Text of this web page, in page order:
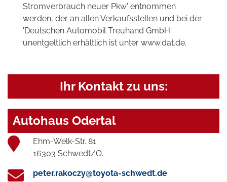
Stromverbrauch neuer Pkw' entnommen
werden, der an allen Verkaufsstellen und bei der
'Deutschen Automobil Treuhand GmbH'
unentgeltlich erhältlich ist unter www.dat.de.
Ihr Kontakt zu uns:
Autohaus Odertal
Ehm-Welk-Str. 81
16303 Schwedt/O.
peter.rakoczy@toyota-schwedt.de